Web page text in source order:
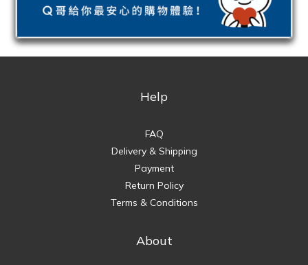
Help
FAQ
Delivery & Shipping
Payment
Return Policy
Terms & Conditions
About